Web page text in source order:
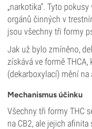
„narkotika“. Tyto
orgánů činných v
jsou všechny tři formy
Jak už bylo zmíněno,
získává ve formě
(dekarboxylací) mění na
Mechanismus účinku
Všechny tři formy THC
na CB2, ale jejich